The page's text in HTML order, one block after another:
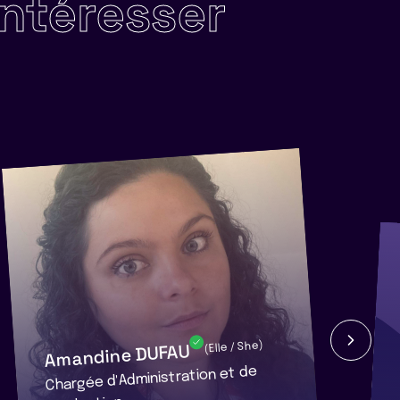
Amandine DUFAU (Elle / She)
Chargée d'Administration et de